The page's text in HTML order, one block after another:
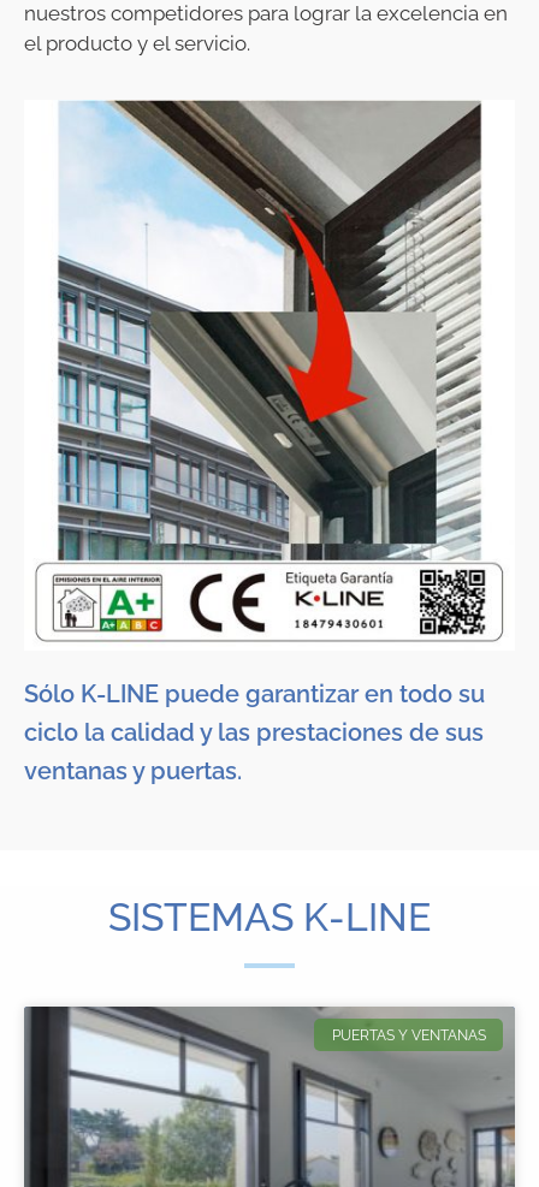
nuestros competidores para lograr la excelencia en
el producto y el servicio.
Sólo K-LINE puede garantizar en todo su
ciclo la calidad y las prestaciones de sus
ventanas y puertas.
SISTEMAS K-LINE
PUERTAS Y VENTANAS